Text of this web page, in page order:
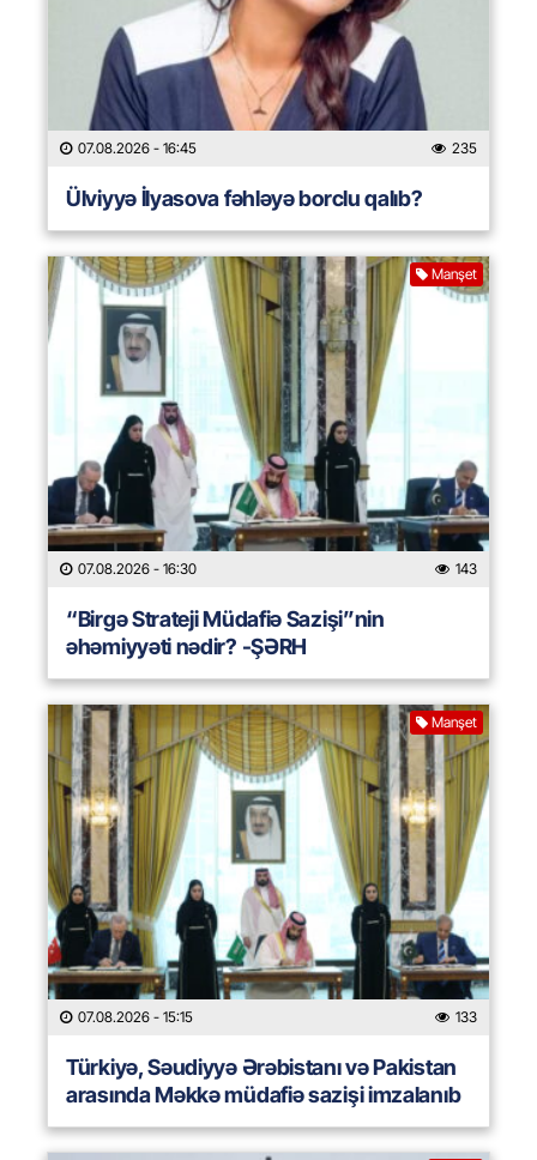
07.08.2026 - 16:45 235
Ülviyyə İlyasova fəhləyə borclu qalıb?
Manşet
07.08.2026 - 16:30 143
“Birgə Strateji Müdafiə Sazişi”nin
əhəmiyyəti nədir? -ŞƏRH
Manşet
07.08.2026 - 15:15 133
Türkiyə, Səudiyyə Ərəbistanı və Pakistan
arasında Məkkə müdafiə sazişi imzalanıb